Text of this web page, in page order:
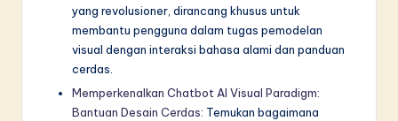
yang revolusioner, dirancang khusus untuk
membantu pengguna dalam tugas pemodelan
visual dengan interaksi bahasa alami dan panduan
cerdas.
Memperkenalkan Chatbot AI Visual Paradigm:
Bantuan Desain Cerdas: Temukan bagaimana